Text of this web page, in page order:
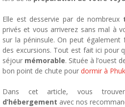
Elle est desservie par de nombreux
privés et vous arriverez sans mal à
sur la péninsule. On peut
des excursions. Tout est fait ici pour
séjour mémorable. Située à l’ouest
bon point de chute pour dormir à
Dans cet article, vous
d’hébergement avec nos